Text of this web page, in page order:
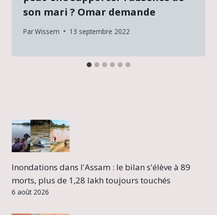
son mari ? Omar demande
ParWissem 13 septembre 2022
Inondations dans l'Assam : le bilan s'élève à 89
morts, plus de 1,28 lakh toujours touchés
6 août 2026